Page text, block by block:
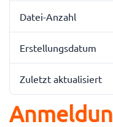
Datei-Anzahl
Erstellungsdatum
Zuletzt aktualisiert